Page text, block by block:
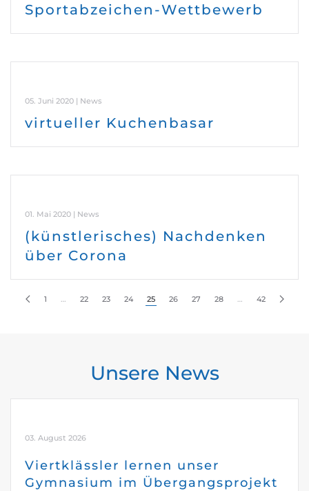
Sportabzeichen-Wettbewerb
05. Juni 2020 | News
virtueller Kuchenbasar
01. Mai 2020 | News
(künstlerisches) Nachdenken
über Corona
1 22 23 24 25 26 27 28 42
Unsere News
03. August 2026
Viertklässler lernen unser
Gymnasium im Übergangsprojekt